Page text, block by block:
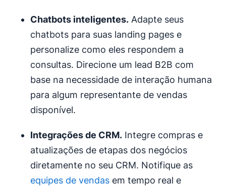
Chatbots inteligentes. Adapte seus
chatbots para suas landing pages e
personalize como eles respondem a
consultas. Direcione um lead B2B com
base na necessidade de interação humana
para algum representante de vendas
disponível.
Integrações de CRM. Integre compras e
atualizações de etapas dos negócios
diretamente no seu CRM. Notifique as
equipes de vendas em tempo real e